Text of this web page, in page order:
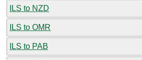
ILS to NZD
ILS to OMR
ILS to PAB